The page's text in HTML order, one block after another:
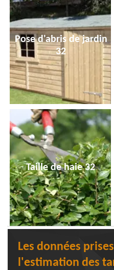
Pose d'abris de jardin
32
Taille de haie 32
Les données
l'estimation des